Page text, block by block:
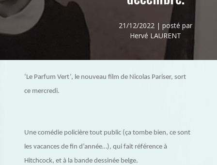
21/12/2022 | posté par
Hervé LAURENT
‘Le Parfum Vert’, le nouveau film de Nicolas Pariser, sort
ce mercredi.
Une comédie policière tout public (ça tombe bien, ce sont
les vacances de fin d’année…), qui fait référence à
Hitchcock, et à la bande dessinée belge.